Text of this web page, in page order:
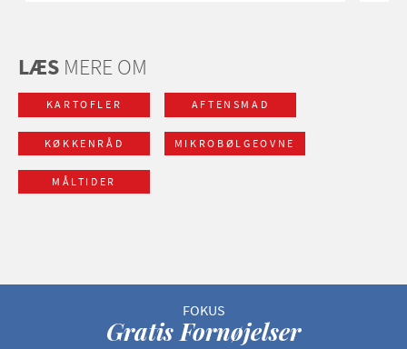
LÆS MERE OM
KARTOFLER AFTENSMAD
KØKKENRÅD MIKROBØLGEOVNE
MÅLTIDER
Gratis Fornøjelser